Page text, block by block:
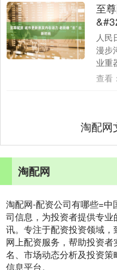
至
人民
漫步
业重
里不
查看：
淘配网
淘配网
淘配网-配资公司有哪些=
司信息，为投资者提供专
讯。专注于配资投资领域
网上配资服务，帮助投资
名、市场动态分析及投资
信息平台。